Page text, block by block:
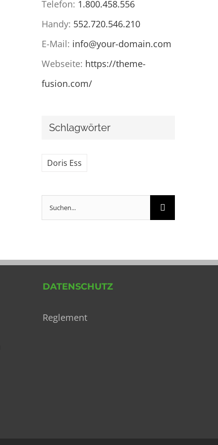
Telefon: 1.800.458.556
Handy: 552.720.546.210
E-Mail: info@your-domain.com
Webseite: https://theme-
fusion.com/
Schlagwörter
Doris Ess
Suche
DATENSCHUTZ
Reglement